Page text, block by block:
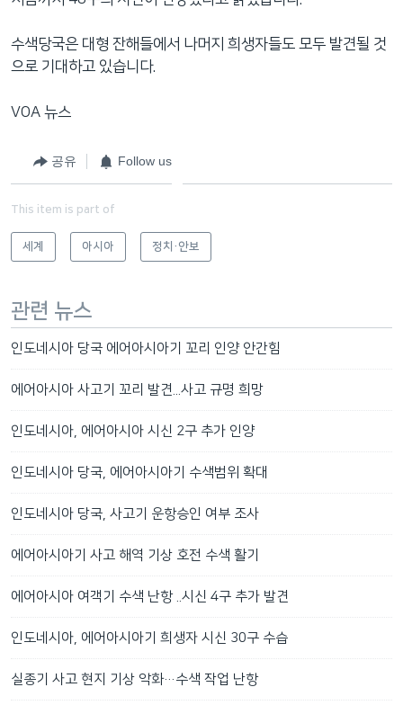
수색당국은 대형 잔해들에서 나머지 희생자들도 모두 발견될 것
으로 기대하고 있습니다.
VOA 뉴스
공유 Follow us
This item is part of
세계 아시아 정치·안보
관련 뉴스
인도네시아 당국 에어아시아기 꼬리 인양 안간힘
에어아시아 사고기 꼬리 발견...사고 규명 희망
인도네시아, 에어아시아 시신 2구 추가 인양
인도네시아 당국, 에어아시아기 수색범위 확대
인도네시아 당국, 사고기 운항승인 여부 조사
에어아시아기 사고 해역 기상 호전 수색 활기
에어아시아 여객기 수색 난항 ..시신 4구 추가 발견
인도네시아, 에어아시아기 희생자 시신 30구 수습
실종기 사고 현지 기상 악화…수색 작업 난항